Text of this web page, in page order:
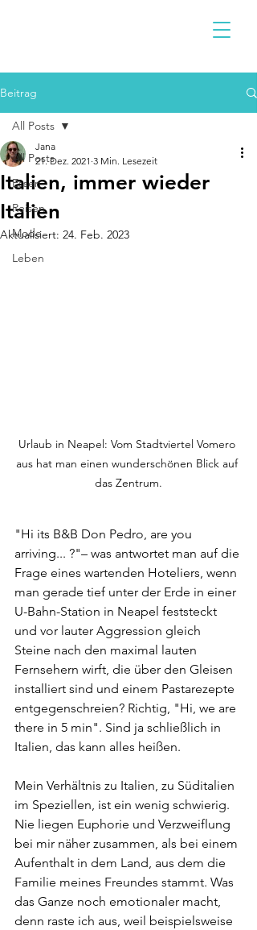
Beitrag
All Posts
Essen
Reisen
Mode
Leben
All Posts
Italien, immer wieder
Italien
Jana
21. Dez. 2021 3 Min. Lesezeit
Aktualisiert: 24. Feb. 2023
Urlaub in Neapel: Vom Stadtviertel Vomero
aus hat man einen wunderschönen Blick auf
das Zentrum.
"Hi its B&B Don Pedro, are you
arriving... ?"– was antwortet man auf die
Frage eines wartenden Hoteliers, wenn
man gerade tief unter der Erde in einer
U-Bahn-Station in Neapel feststeckt
und vor lauter Aggression gleich
Steine nach den maximal lauten
Fernsehern wirft, die über den Gleisen
installiert sind und einem Pastarezepte
entgegenschreien? Richtig, "Hi, we are
there in 5 min". Sind ja schließlich in
Italien, das kann alles heißen.
Mein Verhältnis zu Italien, zu Süditalien
im Speziellen, ist ein wenig schwierig.
Nie liegen Euphorie und Verzweiflung
bei mir näher zusammen, als bei einem
Aufenthalt in dem Land, aus dem die
Familie meines Freundes stammt. Was
das Ganze noch emotionaler macht,
denn raste ich aus, weil beispielsweise